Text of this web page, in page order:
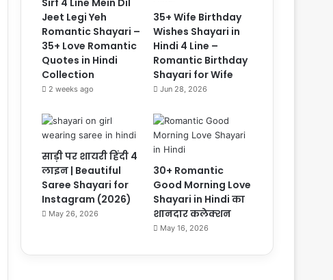
Sirf 4 Line Mein Dil
Jeet Legi Yeh
Romantic Shayari –
35+ Love Romantic
Quotes in Hindi
Collection
2 weeks ago
35+ Wife Birthday
Wishes Shayari in
Hindi 4 Line –
Romantic Birthday
Shayari for Wife
Jun 28, 2026
साड़ी पर शायरी हिंदी 4
लाइन | Beautiful
Saree Shayari for
Instagram (2026)
May 26, 2026
30+ Romantic
Good Morning Love
Shayari in Hindi का
शानदार कलेक्शन
May 16, 2026